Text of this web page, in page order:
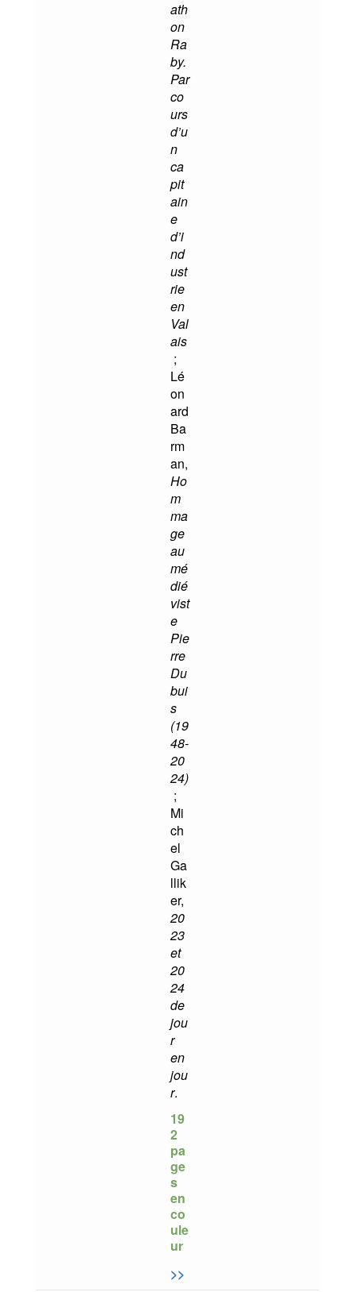
ath
on
Ra
by.
Par
co
urs
d’u
n
ca
pit
ain
e
d’i
nd
ust
rie
en
Val
ais
;
Lé
on
ard
Ba
rm
an,
Ho
m
ma
ge
au
mé
dié
vist
e
Pie
rre
Du
bui
s
(19
48-
20
24)
;
Mi
ch
el
Ga
llik
er,
20
23
et
20
24
de
jou
r
en
jou
r.
19
2
pa
ge
s
en
co
ule
ur
>>